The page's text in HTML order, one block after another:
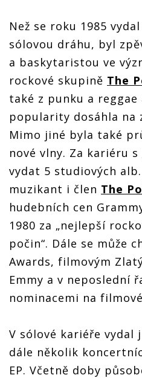
Než se roku 1985
sólovou dráhu, byl
a baskytaristou ve
rockové skupině The
také z punku a
popularity dosáhla na
Mimo jiné byla také
nové vlny. Za kariéru s
vydat 5 studiových
muzikant i člen The
hudebních cen
1980 za „nejlepší
počin“. Dále se může
Awards, filmovým
Emmy a v neposlední
nominacemi na
V sólové kariéře vydal
dále několik
EP. Včetně doby